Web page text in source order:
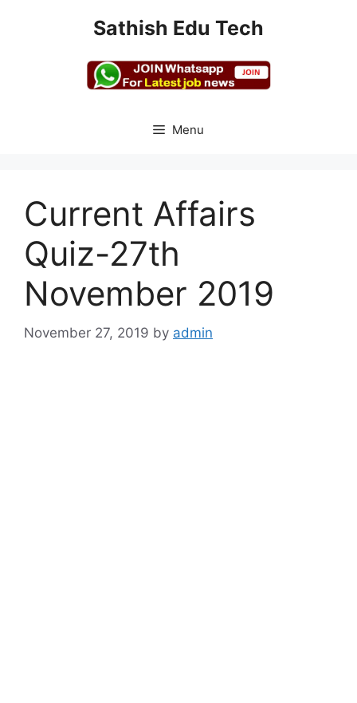
Sathish Edu Tech
Menu
Current Affairs
Quiz-27th
November 2019
November 27, 2019 by admin